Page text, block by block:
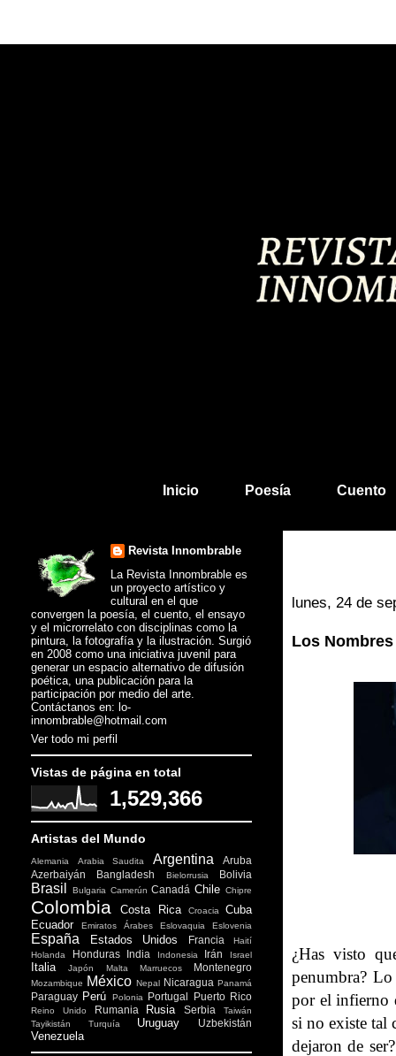
Inicio Poesía Cuento
lunes, 24 de
Los
¿Has visto
penumbra?
por el infierno
si no existe tal
dejaron de
Revista Innombrable
La Revista Innombrable es
un proyecto artístico y
cultural en el que
convergen la poesía, el cuento, el ensayo
y el microrrelato con disciplinas como la
pintura, la fotografía y la ilustración. Surgió
en 2008 como una iniciativa juvenil para
generar un espacio alternativo de difusión
poética, una publicación para la
participación por medio del arte.
Contáctanos en: lo-
innombrable@hotmail.com
Ver todo mi perfil
Vistas de página en total
1,529,366
Artistas del Mundo
Alemania Arabia Saudita Argentina
Aruba
Azerbaiyán
Bangladesh Bielorrusia Bolivia
Brasil Bulgaria Camerún Canadá Chile Chipre
Colombia Costa Rica Croacia
Cuba
Ecuador
Emiratos Árabes Eslovaquia Eslovenia
España Estados Unidos Francia
Haití
Holanda
Honduras India Indonesia Irán Israel
Italia Japón Malta Marruecos Montenegro
Mozambique México Nepal Nicaragua Panamá
Paraguay Perú Polonia Portugal Puerto Rico
Reino Unido Rumania Rusia Serbia
Taiwán
Tayikistán
Turquía Uruguay Uzbekistán
Venezuela